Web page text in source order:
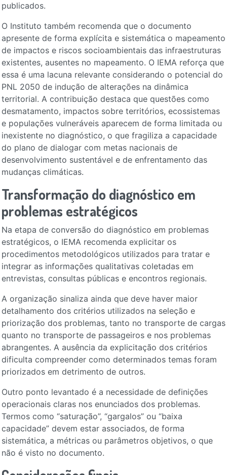
publicados.
O Instituto também recomenda que o documento
apresente de forma explícita e sistemática o mapeamento
de impactos e riscos socioambientais das infraestruturas
existentes, ausentes no mapeamento. O IEMA reforça que
essa é uma lacuna relevante considerando o potencial do
PNL 2050 de indução de alterações na dinâmica
territorial. A contribuição destaca que questões como
desmatamento, impactos sobre territórios, ecossistemas
e populações vulneráveis aparecem de forma limitada ou
inexistente no diagnóstico, o que fragiliza a capacidade
do plano de dialogar com metas nacionais de
desenvolvimento sustentável e de enfrentamento das
mudanças climáticas.
Transformação do diagnóstico em
problemas estratégicos
Na etapa de conversão do diagnóstico em problemas
estratégicos, o IEMA recomenda explicitar os
procedimentos metodológicos utilizados para tratar e
integrar as informações qualitativas coletadas em
entrevistas, consultas públicas e encontros regionais.
A organização sinaliza ainda que deve haver maior
detalhamento dos critérios utilizados na seleção e
priorização dos problemas, tanto no transporte de cargas
quanto no transporte de passageiros e nos problemas
abrangentes. A ausência da explicitação dos critérios
dificulta compreender como determinados temas foram
priorizados em detrimento de outros.
Outro ponto levantado é a necessidade de definições
operacionais claras nos enunciados dos problemas.
Termos como “saturação”, “gargalos” ou “baixa
capacidade” devem estar associados, de forma
sistemática, a métricas ou parâmetros objetivos, o que
não é visto no documento.